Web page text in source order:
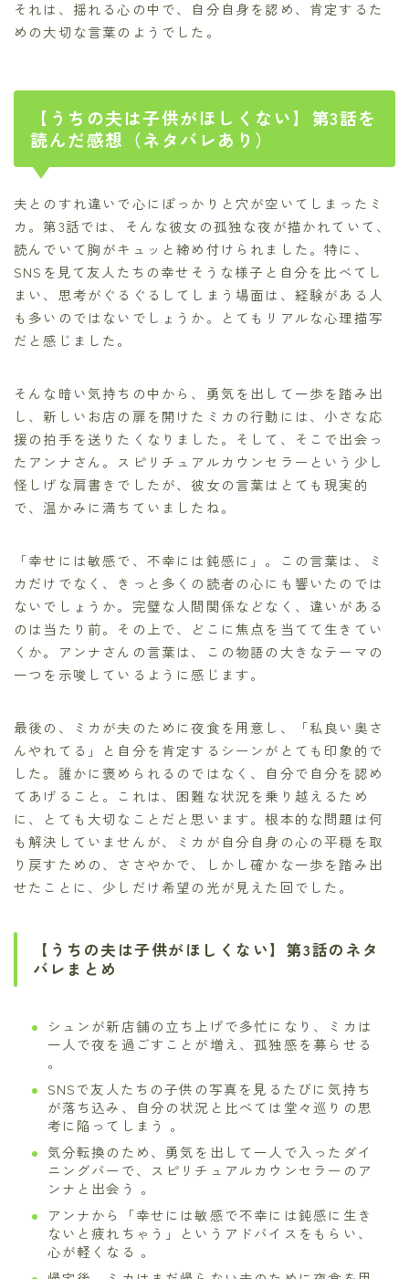
それは、揺れる心の中で、自分自身を認め、肯定するた
めの大切な言葉のようでした。
【うちの夫は子供がほしくない】第3話を
読んだ感想（ネタバレあり）
夫とのすれ違いで心にぽっかりと穴が空いてしまったミ
カ。第3話では、そんな彼女の孤独な夜が描かれていて、
読んでいて胸がキュッと締め付けられました。特に、
SNSを見て友人たちの幸せそうな様子と自分を比べてし
まい、思考がぐるぐるしてしまう場面は、経験がある人
も多いのではないでしょうか。とてもリアルな心理描写
だと感じました。
そんな暗い気持ちの中から、勇気を出して一歩を踏み出
し、新しいお店の扉を開けたミカの行動には、小さな応
援の拍手を送りたくなりました。そして、そこで出会っ
たアンナさん。スピリチュアルカウンセラーという少し
怪しげな肩書きでしたが、彼女の言葉はとても現実的
で、温かみに満ちていましたね。
「幸せには敏感で、不幸には鈍感に」。この言葉は、ミ
カだけでなく、きっと多くの読者の心にも響いたのでは
ないでしょうか。完璧な人間関係などなく、違いがある
のは当たり前。その上で、どこに焦点を当てて生きてい
くか。アンナさんの言葉は、この物語の大きなテーマの
一つを示唆しているように感じます。
最後の、ミカが夫のために夜食を用意し、「私良い奥さ
んやれてる」と自分を肯定するシーンがとても印象的で
した。誰かに褒められるのではなく、自分で自分を認め
てあげること。これは、困難な状況を乗り越えるため
に、とても大切なことだと思います。根本的な問題は何
も解決していませんが、ミカが自分自身の心の平穏を取
り戻すための、ささやかで、しかし確かな一歩を踏み出
せたことに、少しだけ希望の光が見えた回でした。
【うちの夫は子供がほしくない】第3話のネタ
バレまとめ
シュンが新店舗の立ち上げで多忙になり、ミカは
一人で夜を過ごすことが増え、孤独感を募らせる
。
SNSで友人たちの子供の写真を見るたびに気持ち
が落ち込み、自分の状況と比べては堂々巡りの思
考に陥ってしまう 。
気分転換のため、勇気を出して一人で入ったダイ
ニングバーで、スピリチュアルカウンセラーのア
ンナと出会う 。
アンナから「幸せには敏感で不幸には鈍感に生き
ないと疲れちゃう」というアドバイスをもらい、
心が軽くなる 。